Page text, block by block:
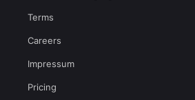
Terms
Careers
Impressum
Pricing